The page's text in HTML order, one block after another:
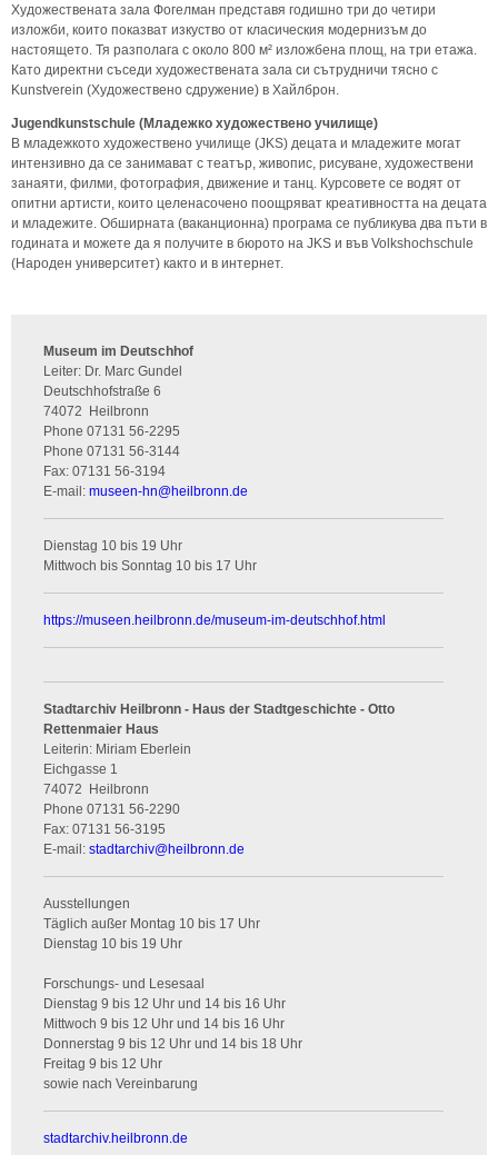
Художествената зала Фогелман представя годишно три до четири
изложби, които показват изкуство от класическия модернизъм до
настоящето. Тя разполага с около 800 м² изложбена площ, на три етажа.
Като директни съседи художествената зала си сътрудничи тясно с
Kunstverein (Художествено сдружение) в Хайлброн.
Jugendkunstschule (Младежко художествено училище)
В младежкото художествено училище (JKS) децата и младежите могат
интензивно да се занимават с театър, живопис, рисуване, художествени
занаяти, филми, фотография, движение и танц. Курсовете се водят от
опитни артисти, които целенасочено поощряват креативността на децата
и младежите. Обширната (ваканционна) програма се публикува два пъти в
годината и можете да я получите в бюрото на JKS и във Volkshochschule
(Народен университет) както и в интернет.
Museum im Deutschhof
Leiter: Dr. Marc Gundel
Deutschhofstraße 6
74072
Heilbronn
Phone 07131 56-2295
Phone 07131 56-3144
Fax: 07131 56-3194
E-mail: museen-hn@heilbronn.de
Dienstag 10 bis 19 Uhr
Mittwoch bis Sonntag 10 bis 17 Uhr
https://museen.heilbronn.de/museum-im-deutschhof.html
Stadtarchiv Heilbronn - Haus der Stadtgeschichte - Otto
Rettenmaier Haus
Leiterin: Miriam Eberlein
Eichgasse 1
74072
Heilbronn
Phone 07131 56-2290
Fax: 07131 56-3195
E-mail: stadtarchiv@heilbronn.de
Ausstellungen
Täglich außer Montag 10 bis 17 Uhr
Dienstag 10 bis 19 Uhr
Forschungs- und Lesesaal
Dienstag 9 bis 12 Uhr und 14 bis 16 Uhr
Mittwoch 9 bis 12 Uhr und 14 bis 16 Uhr
Donnerstag 9 bis 12 Uhr und 14 bis 18 Uhr
Freitag 9 bis 12 Uhr
sowie nach Vereinbarung
stadtarchiv.heilbronn.de